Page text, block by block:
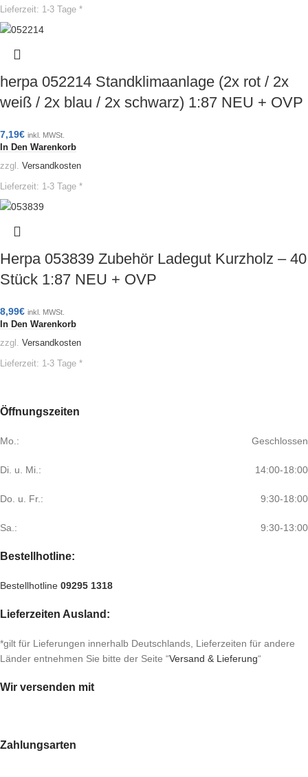
Lieferzeit: 1-3 Tage *
herpa 052214 Standklimaanlage (2x rot / 2x
weiß / 2x blau / 2x schwarz) 1:87 NEU + OVP
7,19€ inkl. MWSt.
In Den Warenkorb
zzgl. Versandkosten
Lieferzeit: 1-3 Tage *
Herpa 053839 Zubehör Ladegut Kurzholz – 40
Stück 1:87 NEU + OVP
8,99€ inkl. MWSt.
In Den Warenkorb
zzgl. Versandkosten
Lieferzeit: 1-3 Tage *
Öffnungszeiten
Mo.: Geschlossen
Di. u. Mi.: 14:00-18:00
Do. u. Fr.: 9:30-18:00
Sa.: 9:30-13:00
Bestellhotline:
Bestellhotline 09295 1318
Lieferzeiten Ausland:
*gilt für Lieferungen innerhalb Deutschlands, Lieferzeiten für andere
Länder entnehmen Sie bitte der Seite “Versand & Lieferung“
Wir versenden mit
Zahlungsarten